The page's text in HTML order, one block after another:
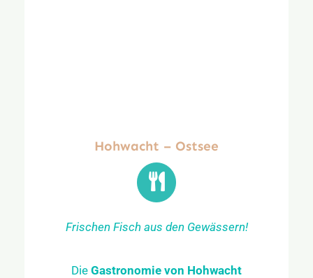
Hohwacht – Ostsee
Frischen Fisch aus den Gewässern!
Die Gastronomie von Hohwacht